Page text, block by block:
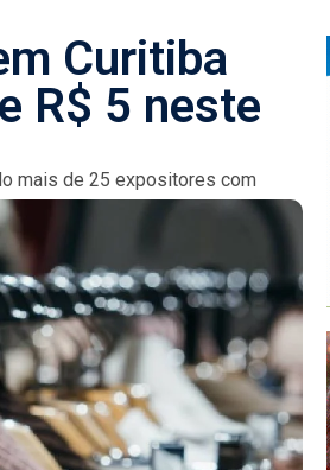
Curitiba
R$ 5 neste
mais de 25 expositores com